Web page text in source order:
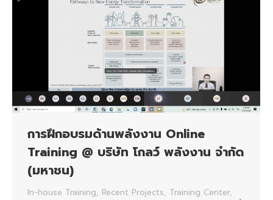
การฝึกอบรมด้านพลังงาน Online
Training @ บริษัท โกลว์ พลังงาน จำกัด
(มหาชน)
In-house Training, Recent Projects, Training Center,